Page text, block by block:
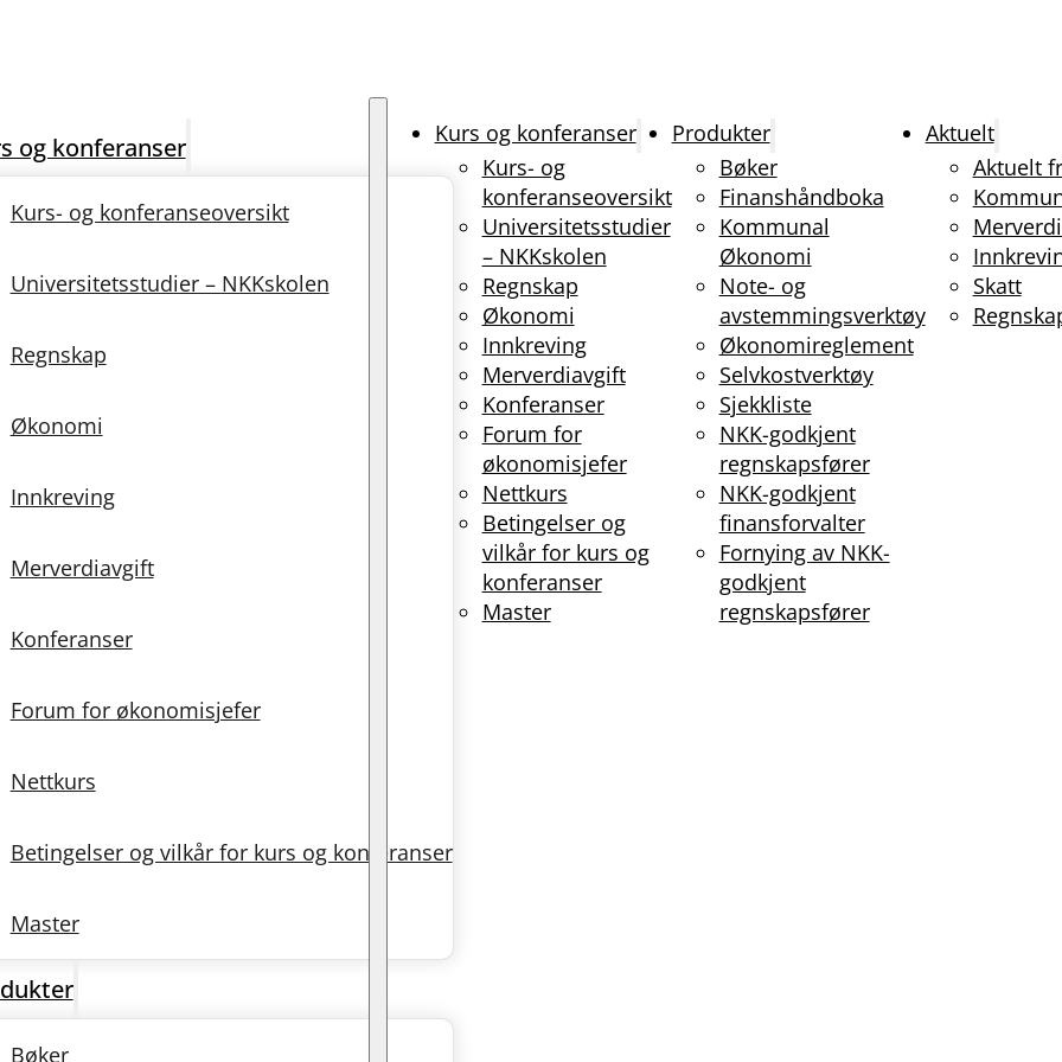
og konferanser
Kurs- og konferanseoversikt
Universitetsstudier – NKKskolen
Regnskap
Økonomi
Innkreving
Merverdiavgift
Konferanser
Forum for økonomisjefer
Nettkurs
Betingelser og vilkår for kurs og konferanser
Master
Bøker
Kurs og konferanser
Kurs- og
konferanseoversikt
Universitetsstudier
– NKKskolen
Regnskap
Økonomi
Innkreving
Merverdiavgift
Konferanser
Forum for
økonomisjefer
Nettkurs
Betingelser og
vilkår for kurs og
konferanser
Master
Produkter
Bøker
Finanshåndboka
Kommunal
Økonomi
Note- og
avstemmingsverktøy
Økonomireglement
Selvkostverktøy
Sjekkliste
NKK-godkjent
regnskapsfører
NKK-godkjent
finansforvalter
Fornying av NKK-
godkjent
regnskapsfører
Aktuelt
Aktuelt
Skatt